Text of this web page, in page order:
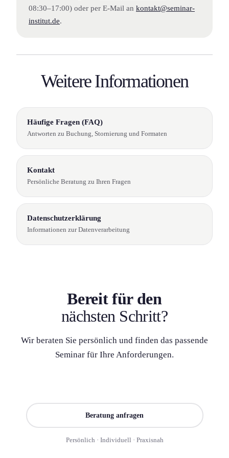
08:30–17:00) oder per E-Mail an kontakt@seminar-
institut.de.
Weitere Information­en
Häufige Fragen (FAQ)
Antworten zu Buchung, Stornierung und Formaten
Kontakt
Persönliche Beratung zu Ihren Fragen
Datenschutzerklärung
Informationen zur Datenverarbeitung
Bereit für den
nächsten Schritt?
Wir beraten Sie persönlich und finden das passende
Seminar für Ihre Anforderung­en.
Beratung anfragen
Persönlich · Individuell · Praxisnah